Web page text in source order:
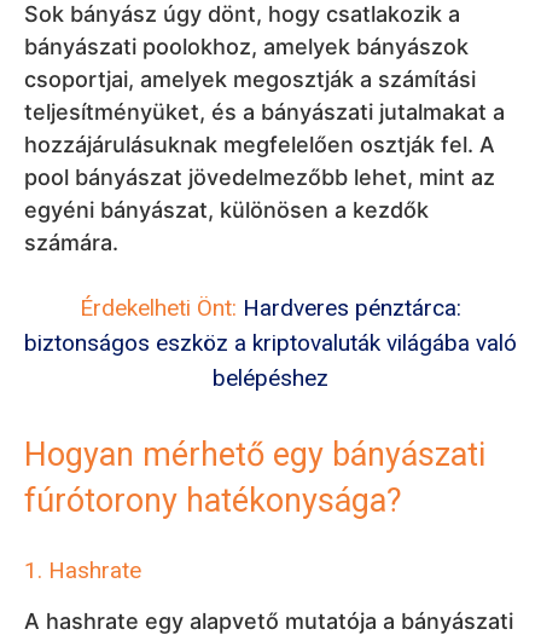
Sok bányász úgy dönt, hogy csatlakozik a
bányászati poolokhoz, amelyek bányászok
csoportjai, amelyek megosztják a számítási
teljesítményüket, és a bányászati jutalmakat a
hozzájárulásuknak megfelelően osztják fel. A
pool bányászat jövedelmezőbb lehet, mint az
egyéni bányászat, különösen a kezdők
számára.
Érdekelheti Önt: Hardveres pénztárca:
biztonságos eszköz a kriptovaluták világába való
belépéshez
Hogyan mérhető egy bányászati
fúrótorony hatékonysága?
1. Hashrate
A hashrate egy alapvető mutatója a bányászati